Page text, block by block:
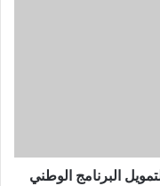
البرنامج الوطني